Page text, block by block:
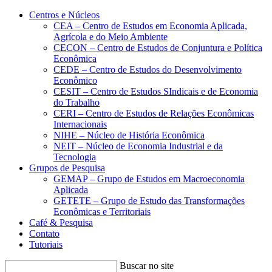
Conteúdo principal Menu principal
Centros e Núcleos
CEA – Centro de Estudos em Economia Aplicada,
Agrícola e do Meio Ambiente
CECON – Centro de Estudos de Conjuntura e Política
Econômica
CEDE – Centro de Estudos do Desenvolvimento
Econômico
CESIT – Centro de Estudos SIndicais e de Economia
do Trabalho
CERI – Centro de Estudos de Relações Econômicas
Internacionais
NIHE – Núcleo de História Econômica
NEIT – Núcleo de Economia Industrial e da
Tecnologia
Grupos de Pesquisa
GEMAP – Grupo de Estudos em Macroeconomia
Aplicada
GETETE – Grupo de Estudo das Transformações
Econômicas e Territoriais
Café & Pesquisa
Contato
Tutoriais
Buscar no site